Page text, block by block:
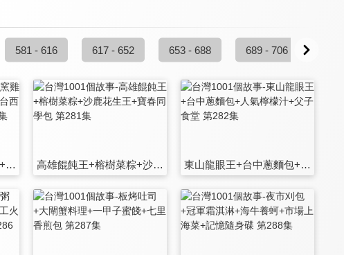
581 - 616 617 - 652 653 - 688 689 - 706
宜蘭石窯雞+古早味碗粿+高雄滷菜王+台西彩繪村+叛逆吉他手 第280集 高雄餛飩王+榕樹菜粽+沙鹿花生王+寶春同學包 第281集 東山龍眼王+台中蔥麵包+人氣檸檬汁+父子食堂 第282集